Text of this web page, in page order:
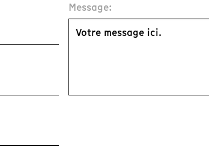
Message: